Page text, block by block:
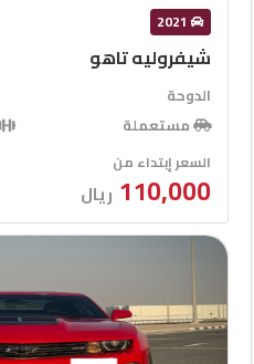
2021
شيفروليه تاهو
الدوحة
مستعملة
السعر إبتداء من
110,000 ريال